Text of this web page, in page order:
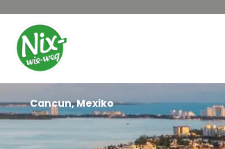
Cancun, Mexiko